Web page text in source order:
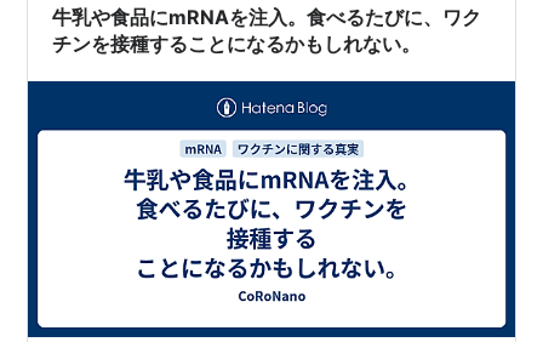
牛乳や食品にmRNAを注入。食べるたびに、ワク
チンを接種することになるかもしれない。